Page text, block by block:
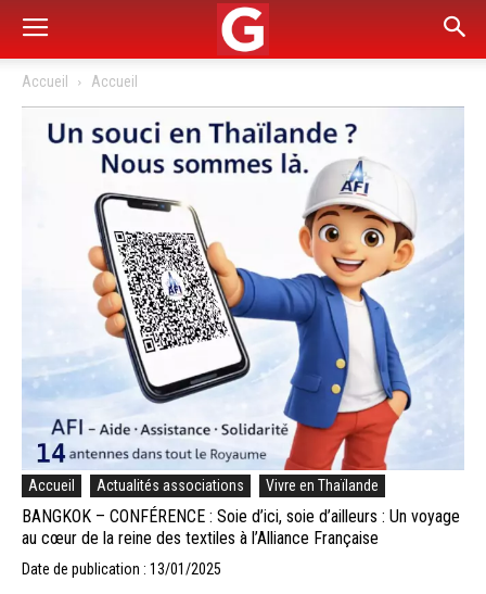
Accueil Accueil
Accueil Actualités associations Vivre en Thaïlande
BANGKOK – CONFÉRENCE : Soie d’ici, soie d’ailleurs : Un voyage
au cœur de la reine des textiles à l’Alliance Française
Date de publication : 13/01/2025